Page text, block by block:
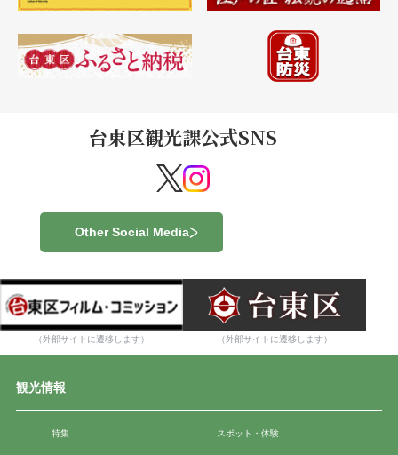
台東区観光課公式SNS
Other Social Media
（外部サイトに遷移します） （外部サイトに遷移します）
観光情報
特集 スポット・体験